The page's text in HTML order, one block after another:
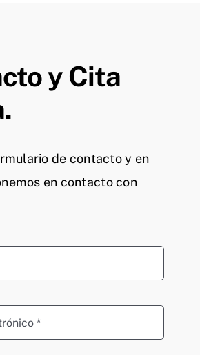
y Cita
de contacto y en
en contacto con